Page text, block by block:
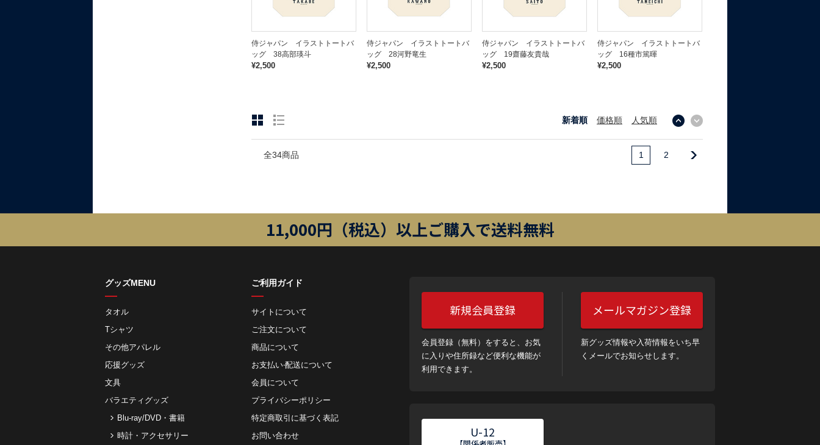
侍ジャパン イラストトートバ
ッグ 38高部瑛斗
¥2,500
侍ジャパン イラストトートバ
ッグ 28河野竜生
¥2,500
侍ジャパン イラストトートバ
ッグ 19齋藤友貴哉
¥2,500
侍ジャパン イラストトートバ
ッグ 16種市篤暉
¥2,500
新着順 価格順 人気順
全34商品 1 2
11,000円（税込）以上ご購入で送料無料
グッズMENU
タオル
Tシャツ
その他アパレル
応援グッズ
文具
バラエティグッズ
Blu-ray/DVD・書籍
時計・アクセサリー
ご利用ガイド
サイトについて
ご注⽂について
商品について
お⽀払い‧配送について
会員について
プライバシーポリシー
特定商取引に基づく表記
お問い合わせ
新規会員登録
会員登録（無料）をすると、お気
に入りや住所録など便利な機能が
利用できます。
メールマガジン登録
新グッズ情報や入荷情報をいち早
くメールでお知らせします。
U-12